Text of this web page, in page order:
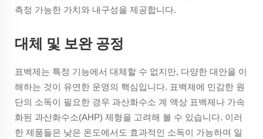
측정 가능한 가치와 내구성을 제공합니다.
대체 및 보완 공정
표백제는 특정 기능에서 대체할 수 없지만, 다양한 대안을 이
해하는 것이 유연한 운영의 핵심입니다. 표백제에 민감한 원
단의 소독이 필요한 경우 과산화수소 계 액상 표백제나 가속
화된 과산화수소(AHP) 제형을 고려해 볼 수 있습니다. 이러
한 제품들은 낮은 온도에서도 효과적인 소독이 가능하며 일